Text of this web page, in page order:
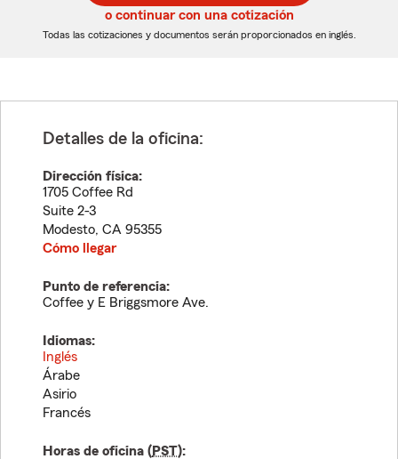
5
dígitos
5
dígitos
o continuar con una cotización
Todas las cotizaciones y documentos serán proporcionados en inglés.
Detalles de la oficina:
Dirección física:
1705 Coffee Rd
Suite 2-3
Modesto, CA 95355
Cómo llegar
Punto de referencia:
Coffee y E Briggsmore Ave.
Idiomas:
Inglés
Árabe
Asirio
Francés
Horas de oficina (PST):